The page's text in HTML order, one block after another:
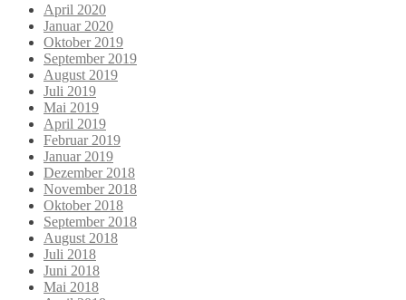
April 2020
Januar 2020
Oktober 2019
September 2019
August 2019
Juli 2019
Mai 2019
April 2019
Februar 2019
Januar 2019
Dezember 2018
November 2018
Oktober 2018
September 2018
August 2018
Juli 2018
Juni 2018
Mai 2018